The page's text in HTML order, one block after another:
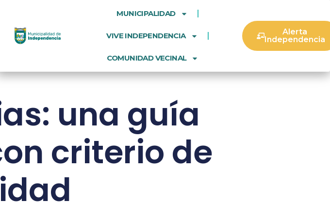
MUNICIPALIDAD
VIVE INDEPENDENCIA
COMUNIDAD VECINAL
Alerta
Independencia
una guía
criterio de